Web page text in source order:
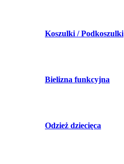
Koszulki / Podkoszulki
Bielizna funkcyjna
Odzież dziecięca